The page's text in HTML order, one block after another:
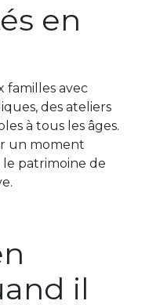
en
familles avec
des ateliers
à tous les âges.
un moment
patrimoine de
il